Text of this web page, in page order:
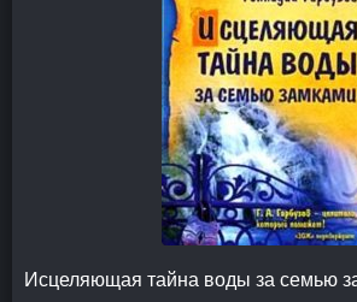
Исцеляющая тайна воды за семью